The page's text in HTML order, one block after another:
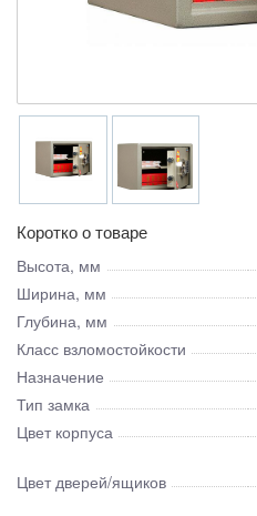
Коротко о товаре
Высота, мм
Ширина, мм
Глубина, мм
Класс взломостойкости
Назначение
Тип замка
Цвет корпуса
Цвет дверей/ящиков